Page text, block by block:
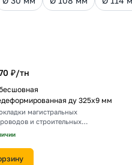
₽/тн
ду 325х9 мм
магистральных
и строительных